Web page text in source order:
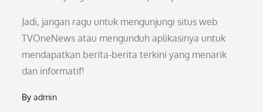
Jadi, jangan ragu untuk mengunjungi situs web
TVOneNews atau mengunduh aplikasinya untuk
mendapatkan berita-berita terkini yang menarik
dan informatif!
Byadmin